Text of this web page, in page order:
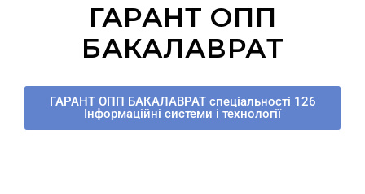
ГАРАНТ ОПП
БАКАЛАВРАТ
ГАРАНТ ОПП БАКАЛАВРАТ спеціальності 126
Інформаційні системи і технології